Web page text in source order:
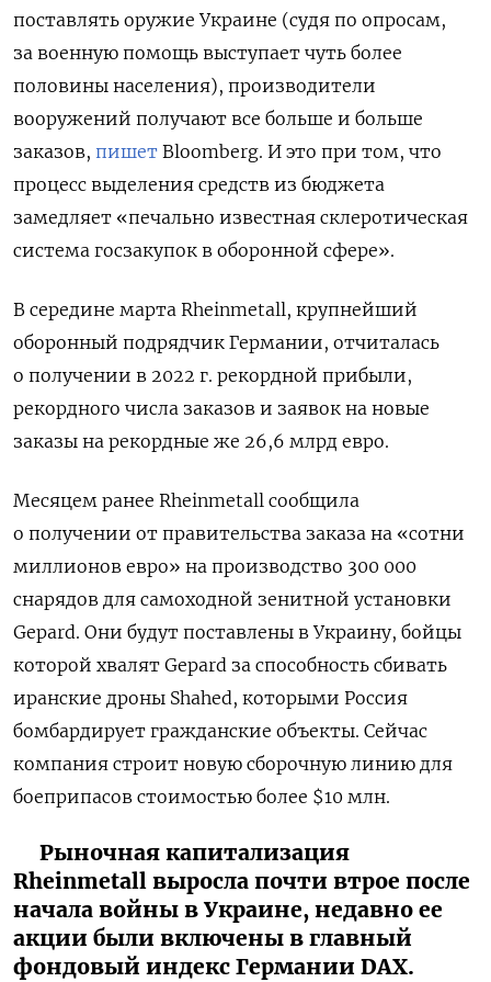
поставлять оружие Украине (судя по опросам,
за военную помощь выступает чуть более
половины населения), производители
вооружений получают все больше и больше
заказов, пишет Bloomberg. И это при том, что
процесс выделения средств из бюджета
замедляет «печально известная склеротическая
система госзакупок в оборонной сфере».
В середине марта Rheinmetall, крупнейший
оборонный подрядчик Германии, отчиталась
о получении в 2022 г. рекордной прибыли,
рекордного числа заказов и заявок на новые
заказы на рекордные же 26,6 млрд евро.
Месяцем ранее Rheinmetall сообщила
о получении от правительства заказа на «сотни
миллионов евро» на производство 300 000
снарядов для самоходной зенитной установки
Gepard. Они будут поставлены в Украину, бойцы
которой хвалят Gepard за способность сбивать
иранские дроны Shahed, которыми Россия
бомбардирует гражданские объекты. Сейчас
компания строит новую сборочную линию для
боеприпасов стоимостью более $10 млн.
Рыночная капитализация
Rheinmetall выросла почти втрое после
начала войны в Украине, недавно ее
акции были включены в главный
фондовый индекс Германии DAX.